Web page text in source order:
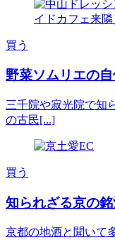
買う
野菜ソムリエの
三千院や寂光院で知
の古民[...]
買う
知られざる京の
京都の地酒と聞いて